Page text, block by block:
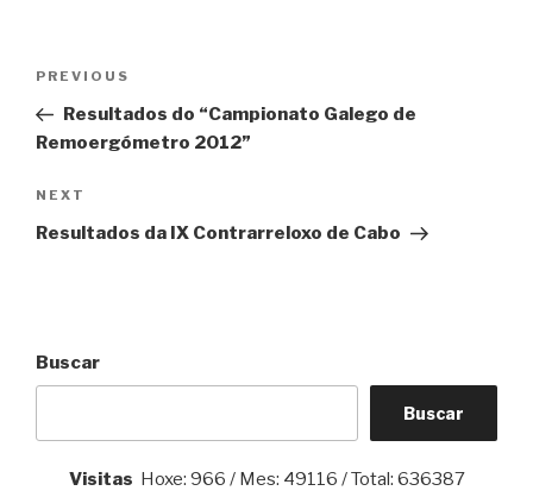
entradas
Previous
Post
PREVIOUS
Resultados do “Campionato Galego de
Remoergómetro 2012”
Next
Post
NEXT
Resultados da IX Contrarreloxo de Cabo
Buscar
Buscar
Visitas Hoxe: 966 / Mes: 49116 / Total: 636387